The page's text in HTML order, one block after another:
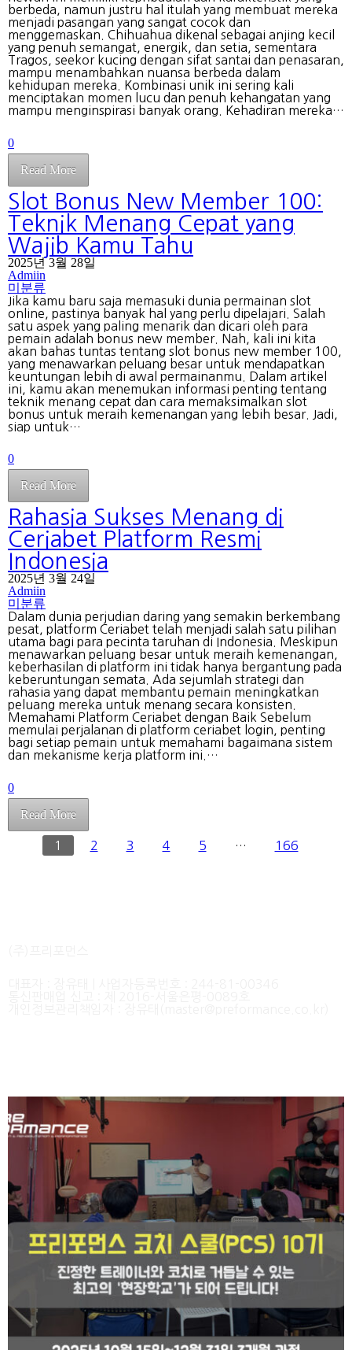
berbeda, namun justru hal itulah yang membuat mereka
menjadi pasangan yang sangat cocok dan
menggemaskan. Chihuahua dikenal sebagai anjing kecil
yang penuh semangat, energik, dan setia, sementara
Tragos, seekor kucing dengan sifat santai dan penasaran,
mampu menambahkan nuansa berbeda dalam
kehidupan mereka. Kombinasi unik ini sering kali
menciptakan momen lucu dan penuh kehangatan yang
mampu menginspirasi banyak orang. Kehadiran mereka…
0
Read More
Slot Bonus New Member 100:
Teknik Menang Cepat yang
Wajib Kamu Tahu
2025년 3월 28일
Admiin
미분류
Jika kamu baru saja memasuki dunia permainan slot
online, pastinya banyak hal yang perlu dipelajari. Salah
satu aspek yang paling menarik dan dicari oleh para
pemain adalah bonus new member. Nah, kali ini kita
akan bahas tuntas tentang slot bonus new member 100,
yang menawarkan peluang besar untuk mendapatkan
keuntungan lebih di awal permainanmu. Dalam artikel
ini, kamu akan menemukan informasi penting tentang
teknik menang cepat dan cara memaksimalkan slot
bonus untuk meraih kemenangan yang lebih besar. Jadi,
siap untuk…
0
Read More
Rahasia Sukses Menang di
Ceriabet Platform Resmi
Indonesia
2025년 3월 24일
Admiin
미분류
Dalam dunia perjudian daring yang semakin berkembang
pesat, platform Ceriabet telah menjadi salah satu pilihan
utama bagi para pecinta taruhan di Indonesia. Meskipun
menawarkan peluang besar untuk meraih kemenangan,
keberhasilan di platform ini tidak hanya bergantung pada
keberuntungan semata. Ada sejumlah strategi dan
rahasia yang dapat membantu pemain meningkatkan
peluang mereka untuk menang secara konsisten.
Memahami Platform Ceriabet dengan Baik Sebelum
memulai perjalanan di platform ceriabet login, penting
bagi setiap pemain untuk memahami bagaimana sistem
dan mekanisme kerja platform ini.…
0
Read More
1 2 3 4 5 … 166